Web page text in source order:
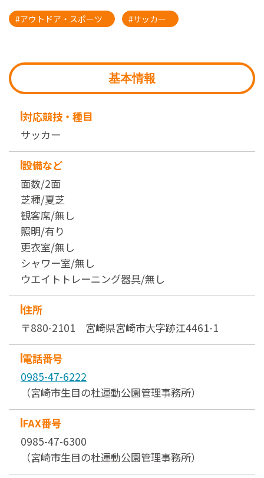
#アウトドア・スポーツ #サッカー
基本情報
対応競技・種目
サッカー
設備など
面数/2面
芝種/夏芝
観客席/無し
照明/有り
更衣室/無し
シャワー室/無し
ウエイトトレーニング器具/無し
住所
〒880-2101 宮崎県宮崎市大字跡江4461-1
電話番号
0985-47-6222
（宮崎市生目の杜運動公園管理事務所）
FAX番号
0985-47-6300
（宮崎市生目の杜運動公園管理事務所）